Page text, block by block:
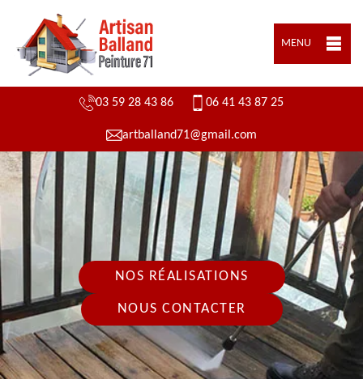
MENU
03 59 28 43 86 06 41 43 87 25
artballand71@gmail.com
NOS RÉALISATIONS
NOUS CONTACTER